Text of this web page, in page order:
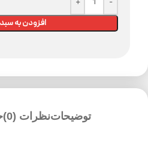
افزودن به
توضیحاتنظرات (0)